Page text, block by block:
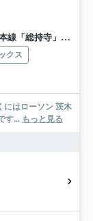
総持寺」駅 徒歩20分
クス
にはローソン 茨木
す... もっと見る